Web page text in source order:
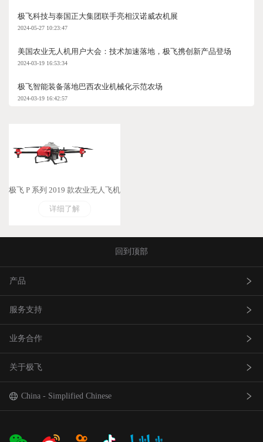
极飞科技与泰国正大集团联手亮相汉诺威农机展
2024-05-27 10:23:47
美国农业无人机用户大会：技术加速落地，极飞携创新产品登场
2024-03-19 16:53:34
极飞智能装备落地巴西农业机械化示范农场
2024-03-19 16:42:57
极飞 P 系列 2019 款农业无人飞机
详细了解
回到顶部
产品
农业无人飞机
农业无人车
农机自驾仪
巡田无人飞机
服务支持
极飞服务
极飞学园
证书查询
业务合作
查找网点(资质验证）
成为渠道合作伙伴
关于极飞
我是极⻜
China - Simplified Chinese